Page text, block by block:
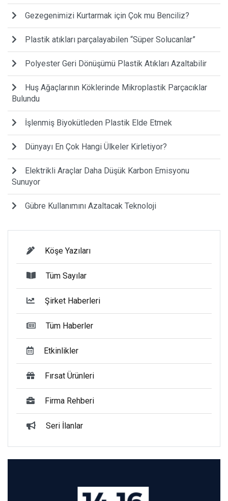
Gezegenimizi Kurtarmak için Çok mu Benciliz?
Plastik atıkları parçalayabilen “Süper Solucanlar”
Polyester Geri Dönüşümü Plastik Atıkları Azaltabilir
Huş Ağaçlarının Köklerinde Mikroplastik Parçacıklar
Bulundu
İşlenmiş Biyokütleden Plastik Elde Etmek
Dünyayı En Çok Hangi Ülkeler Kirletiyor?
Elektrikli Araçlar Daha Düşük Karbon Emisyonu
Sunuyor
Gübre Kullanımını Azaltacak Teknoloji
Köşe Yazıları
Tüm Sayılar
Şirket Haberleri
Tüm Haberler
Etkinlikler
Fırsat Ürünleri
Firma Rehberi
Seri İlanlar